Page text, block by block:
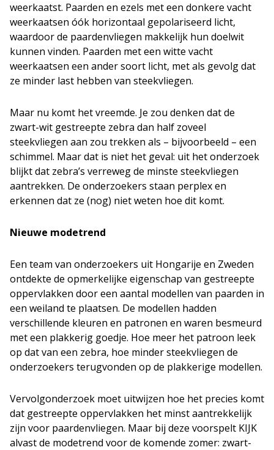
weerkaatst. Paarden en ezels met een donkere vacht
weerkaatsen óók horizontaal gepolariseerd licht,
waardoor de paardenvliegen makkelijk hun doelwit
kunnen vinden. Paarden met een witte vacht
weerkaatsen een ander soort licht, met als gevolg dat
ze minder last hebben van steekvliegen.
Maar nu komt het vreemde. Je zou denken dat de
zwart-wit gestreepte zebra dan half zoveel
steekvliegen aan zou trekken als – bijvoorbeeld – een
schimmel. Maar dat is niet het geval: uit het onderzoek
blijkt dat zebra’s verreweg de minste steekvliegen
aantrekken. De onderzoekers staan perplex en
erkennen dat ze (nog) niet weten hoe dit komt.
Nieuwe modetrend
Een team van onderzoekers uit Hongarije en Zweden
ontdekte de opmerkelijke eigenschap van gestreepte
oppervlakken door een aantal modellen van paarden in
een weiland te plaatsen. De modellen hadden
verschillende kleuren en patronen en waren besmeurd
met een plakkerig goedje. Hoe meer het patroon leek
op dat van een zebra, hoe minder steekvliegen de
onderzoekers terugvonden op de plakkerige modellen.
Vervolgonderzoek moet uitwijzen hoe het precies komt
dat gestreepte oppervlakken het minst aantrekkelijk
zijn voor paardenvliegen. Maar bij deze voorspelt KIJK
alvast de modetrend voor de komende zomer: zwart-